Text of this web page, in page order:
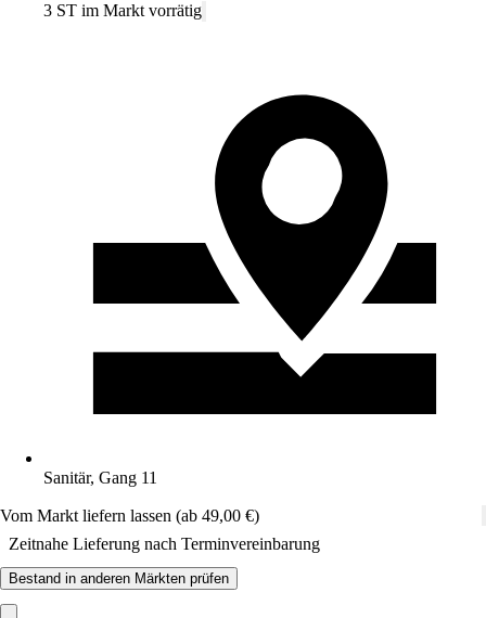
3 ST im Markt vorrätig
Sanitär, Gang 11
Vom Markt liefern lassen (ab 49,00 €)
Zeitnahe Lieferung nach Terminvereinbarung
Bestand in anderen Märkten prüfen